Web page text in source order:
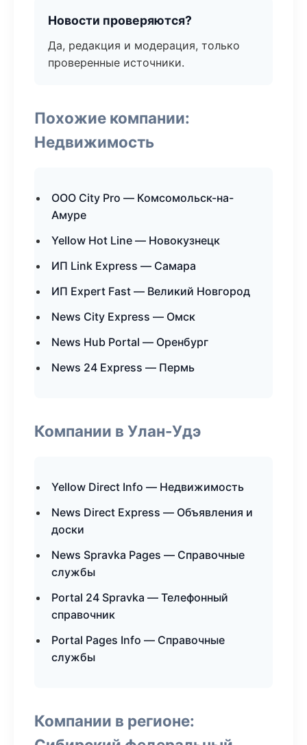
Новости проверяются?
Да, редакция и модерация, только
проверенные источники.
Похожие компании:
Недвижимость
ООО City Pro — Комсомольск-на-
Амуре
Yellow Hot Line — Новокузнецк
ИП Link Express — Самара
ИП Expert Fast — Великий Новгород
News City Express — Омск
News Hub Portal — Оренбург
News 24 Express — Пермь
Компании в Улан-Удэ
Yellow Direct Info — Недвижимость
News Direct Express — Объявления и
доски
News Spravka Pages — Справочные
службы
Portal 24 Spravka — Телефонный
справочник
Portal Pages Info — Справочные
службы
Компании в регионе: